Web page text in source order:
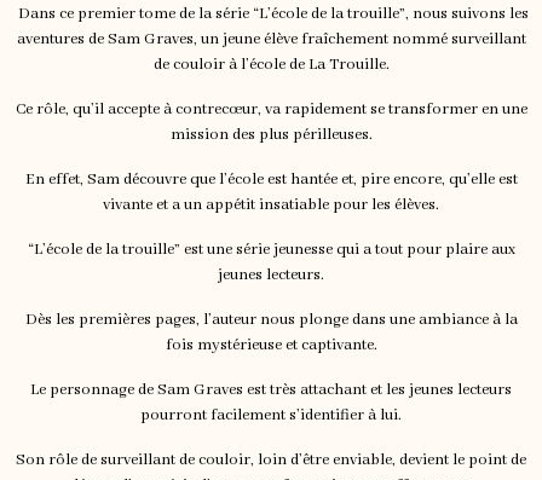
Dans ce premier tome de la série “L’école de la trouille”, nous suivons les
aventures de Sam Graves, un jeune élève fraîchement nommé surveillant
de couloir à l’école de La Trouille.
Ce rôle, qu’il accepte à contrecœur, va rapidement se transformer en une
mission des plus périlleuses.
En effet, Sam découvre que l’école est hantée et, pire encore, qu’elle est
vivante et a un appétit insatiable pour les élèves.
“L’école de la trouille” est une série jeunesse qui a tout pour plaire aux
jeunes lecteurs.
Dès les premières pages, l’auteur nous plonge dans une ambiance à la
fois mystérieuse et captivante.
Le personnage de Sam Graves est très attachant et les jeunes lecteurs
pourront facilement s’identifier à lui.
Son rôle de surveillant de couloir, loin d’être enviable, devient le point de